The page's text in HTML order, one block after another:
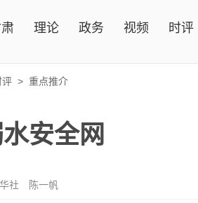
理论 政务 视频 时评
评 > 重点推介
安全网
社 陈一帆